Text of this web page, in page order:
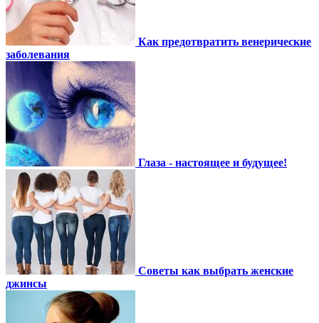
Как предотвратить венерические
заболевания
Глаза - настоящее и будущее!
Советы как выбрать женские
джинсы